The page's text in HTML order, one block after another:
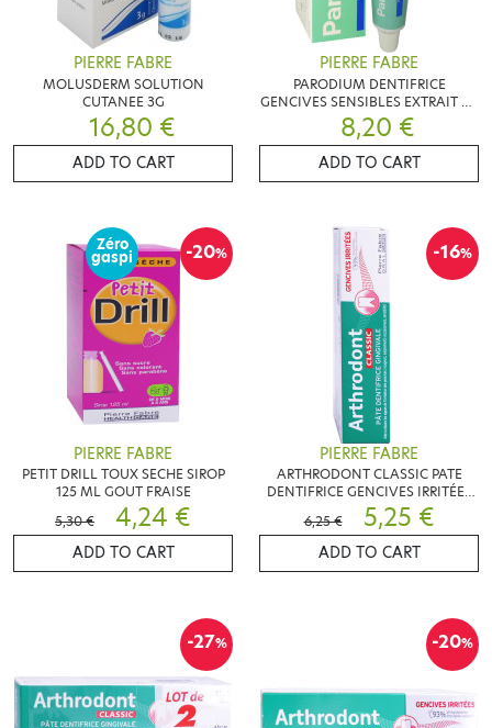
PIERRE FABRE
MOLUSDERM SOLUTION
CUTANEE 3G
16,80 €
ADD TO CART
PIERRE FABRE
PARODIUM DENTIFRICE
GENCIVES SENSIBLES EXTRAIT DE
RHUBARBE 50 ML
8,20 €
ADD TO CART
-20%
Zéro
gaspi
PIERRE FABRE
PETIT DRILL TOUX SECHE SIROP
125 ML GOUT FRAISE
5,30 €
4,24 €
ADD TO CART
-16%
PIERRE FABRE
ARTHRODONT CLASSIC PATE
DENTIFRICE GENCIVES IRRITÉES
75ML
6,25 € 5,25 €
ADD TO CART
-27% -20%